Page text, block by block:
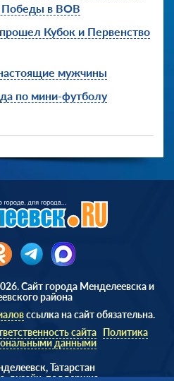
Победы в ВОВ
Кубок и Первенство
мужчины
по мини-футболу
Сайт города Менделеевска и
района
ссылка на сайт обязательна.
сайта Политика
данными
Татарстан
дизайн, поддержка